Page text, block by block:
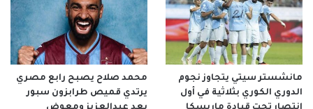
مانشستر سيتي يتجاوز نجوم
الدوري الكوري بثلاثية في أول
محمد صلاح يصبح رابع مصري
يرتدي قميص طرابزون سبور